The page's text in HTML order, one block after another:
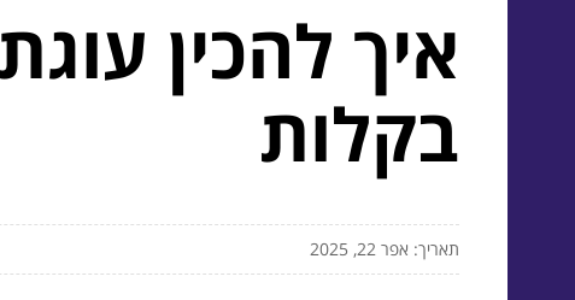
איך להכין
בקלות
תאריך: אפר 22, 2025